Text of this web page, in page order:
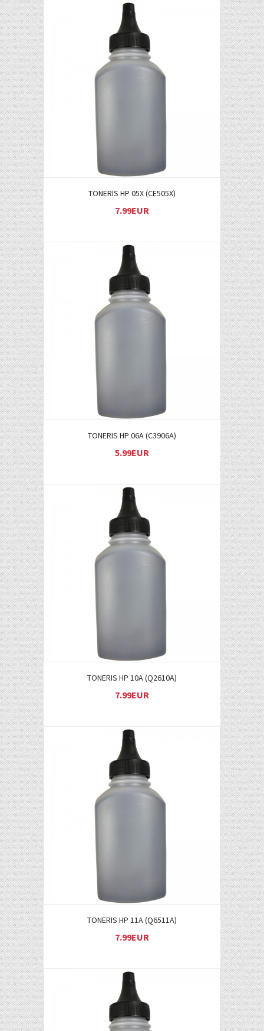
TONERIS HP 05X (CE505X)
7.99EUR
TONERIS HP 06A (C3906A)
5.99EUR
TONERIS HP 10A (Q2610A)
7.99EUR
TONERIS HP 11A (Q6511A)
7.99EUR